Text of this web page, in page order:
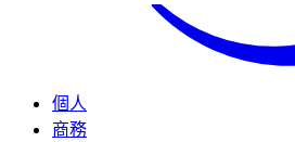
個人
商務